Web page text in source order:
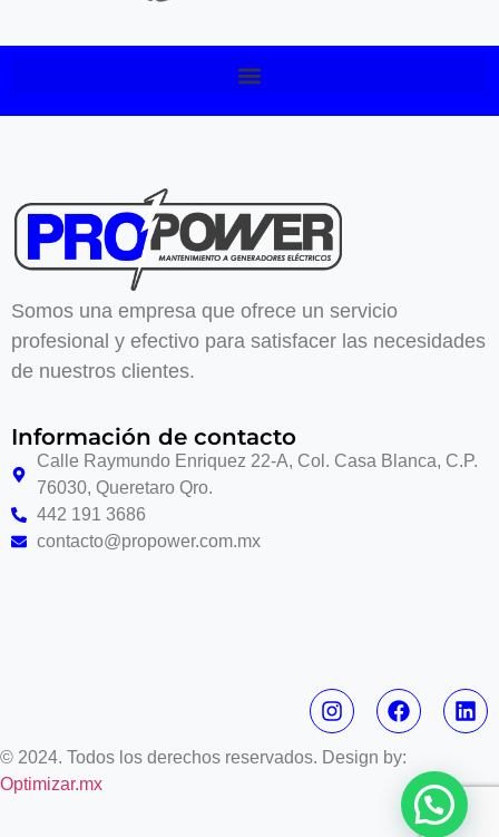
Somos una empresa que ofrece un servicio
profesional y efectivo para satisfacer las necesidades
de nuestros clientes.
Información de contacto
Calle Raymundo Enriquez 22-A, Col. Casa Blanca, C.P.
76030, Queretaro Qro.
442 191 3686
contacto@propower.com.mx
© 2024. Todos los derechos reservados. Design by:
Optimizar.mx